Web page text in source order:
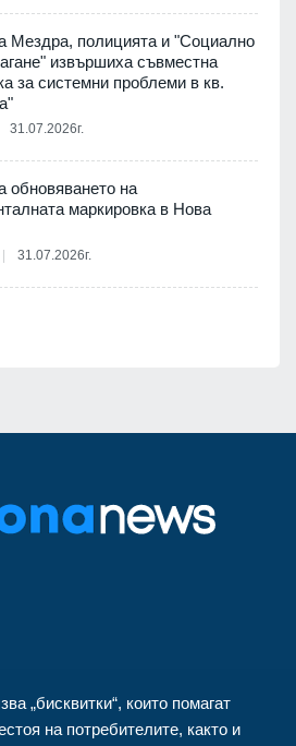
Мездра, полицията и "Социално
извършиха съвместна
за системни проблеми в кв.
31.07.2026г.
обновяването на
маркировка в Нова
31.07.2026г.
„бисквитки“, които помагат
на потребителите, както и